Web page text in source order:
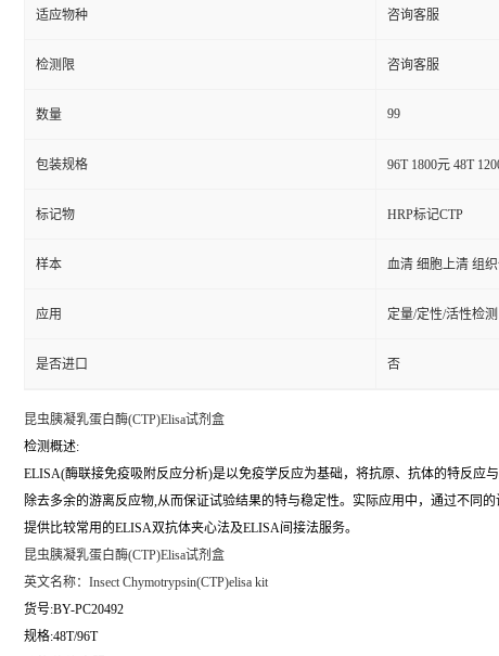
适应物种 咨询客服
检测限 咨询客服
数量 99
包装规格 96T 1800元 48T
标记物 HRP标记CTP
样本 血清 细胞上清 组
应用 定量/定性/活性检测
是否进口 否
昆虫胰凝乳蛋白酶(CTP)Elisa试剂盒
检测概述:
ELISA(酶联接免疫吸附反应分析)是以免疫学反应为基础，将抗原、抗体的特反
除去多余的游离反应物,从而保证试验结果的特与稳定性。实际应用中，通过不同
提供比较常用的ELISA双抗体夹心法及ELISA间接法服务。
昆虫胰凝乳蛋白酶(CTP)Elisa试剂盒
英文名称： Insect Chymotrypsin(CTP)elisa kit
货号:BY-PC20492
规格:48T/96T